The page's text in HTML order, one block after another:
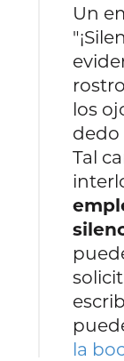
Un
los
dedo
Tal
la